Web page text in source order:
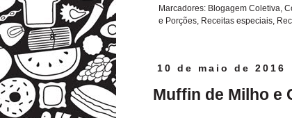
Marcadores: Blogagem Coletiva
e Porções Receitas especiais
10 de maio de 2016
Muffin de Milho e